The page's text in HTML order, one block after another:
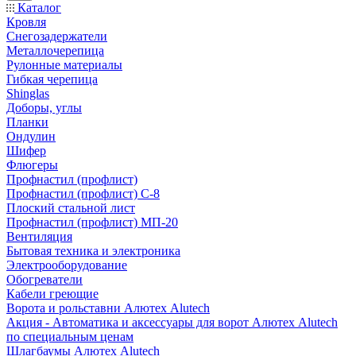
Каталог
Кровля
Снегозадержатели
Металлочерепица
Рулонные материалы
Гибкая черепица
Shinglas
Доборы, углы
Планки
Ондулин
Шифер
Флюгеры
Профнастил (профлист)
Профнастил (профлист) С-8
Плоский стальной лист
Профнастил (профлист) МП-20
Вентиляция
Бытовая техника и электроника
Электрооборудование
Обогреватели
Кабели греющие
Ворота и рольставни Алютех Alutech
Акция - Автоматика и аксессуары для ворот Алютех Alutech
по специальным ценам
Шлагбаумы Алютех Alutech